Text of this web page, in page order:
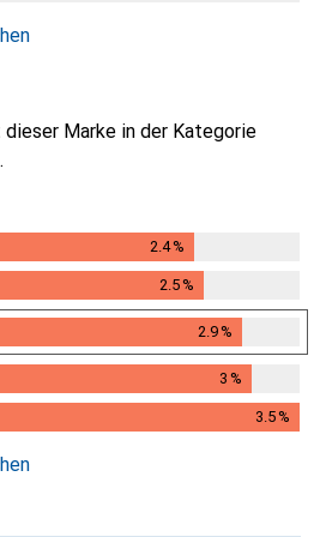
Marke in der Kategorie
2.4%
2.5%
2.9%
3 %
3.5%